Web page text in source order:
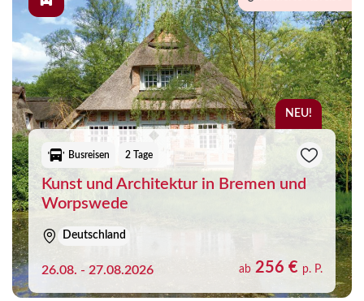
NEU!
Busreisen 2 Tage
Kunst und Architektur in Bremen und
Worpswede
Deutschland
26.08. - 27.08.2026 ab 256 € p. P.